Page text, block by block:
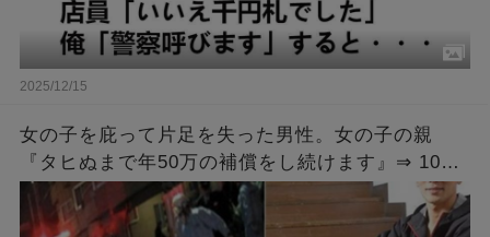
2025/12/15
女の子を庇って片足を失った男性。女の子の親
『タヒぬまで年50万の補償をし続けます』⇒ 10年
後、その女の子が結婚すると聞いた男性は・・・